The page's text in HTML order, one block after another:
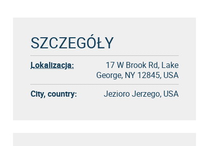
SZCZEGÓŁY
Lokalizacja:
17 W Brook Rd, Lake
George, NY 12845, USA
City, country:
Jezioro Jerzego, USA